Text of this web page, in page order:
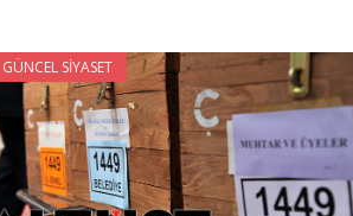
GÜNCEL SIYASET